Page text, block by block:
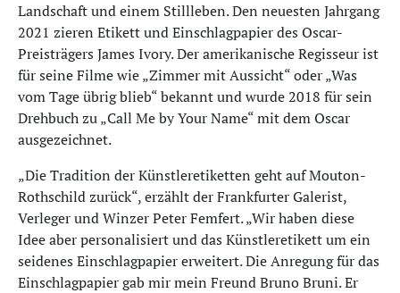
Landschaft und einem Stillleben. Den neuesten Jahrgang
2021 zieren Etikett und Einschlagpapier des Oscar-
Preisträgers James Ivory. Der amerikanische Regisseur ist
für seine Filme wie „Zimmer mit Aussicht“ oder „Was
vom Tage übrig blieb“ bekannt und wurde 2018 für sein
Drehbuch zu „Call Me by Your Name“ mit dem Oscar
ausgezeichnet.
„Die Tradition der Künstleretiketten geht auf Mouton-
Rothschild zurück“, erzählt der Frankfurter Galerist,
Verleger und Winzer Peter Femfert. „Wir haben diese
Idee aber personalisiert und das Künstleretikett um ein
seidenes Einschlagpapier erweitert. Die Anregung für das
Einschlagpapier gab mir mein Freund Bruno Bruni. Er